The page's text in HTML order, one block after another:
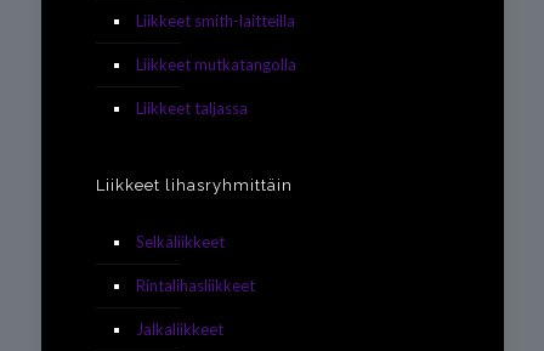
Liikkeet smith-laitteilla
Liikkeet mutkatangolla
Liikkeet taljassa
Liikkeet lihasryhmittäin
Selkäliikkeet
Rintalihasliikkeet
Jalkaliikkeet